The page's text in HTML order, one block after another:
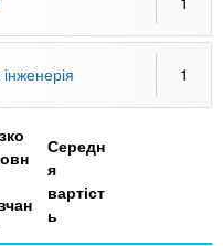
1
Середн
я
вартіст
ь